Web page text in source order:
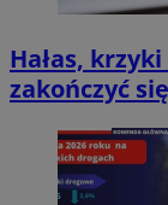
Hałas,
zakończyć